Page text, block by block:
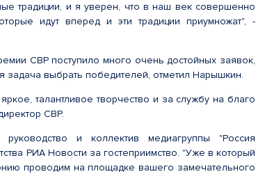
традиции, и я уверен, что в наш век совершенно
идут вперед и эти традиции приумножат", -
СВР поступило много очень достойных заявок,
задача выбрать победителей, отметил Нарышкин.
талантливое творчество и за службу на благо
СВР.
и коллектив медиагруппы "Россия
РИА Новости за гостеприимство. "Уже в который
проводим на площадке вашего замечательного